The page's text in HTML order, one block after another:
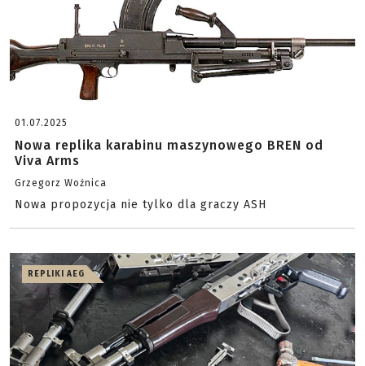
01.07.2025
Nowa replika karabinu maszynowego BREN od
Viva Arms
Grzegorz Woźnica
Nowa propozycja nie tylko dla graczy ASH
REPLIKI AEG